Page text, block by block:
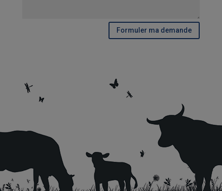
Formuler ma demande